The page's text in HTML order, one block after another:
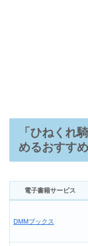
「ひねくれ
めるおすす
電子書籍サービス
DMMブックス